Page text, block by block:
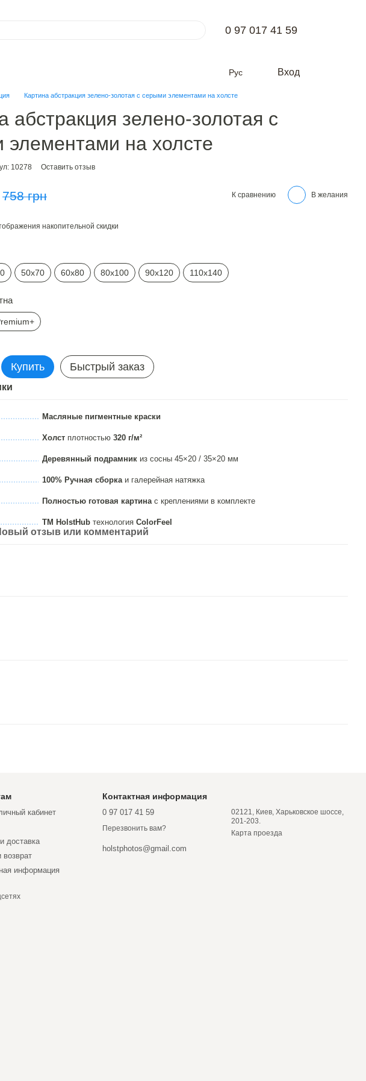
0 97 017 41 59
Рус Вход
Картина абстракция зелено-золотая с серыми элементами на холсте
абстракция зелено-золотая с
элементами на холсте
10278 Оставить отзыв
758 грн К сравнению В желания
накопительной скидки
50х70 60х80 80х100 90х120 110х140
Купить Быстрый заказ
Масляные пигментные краски
Холстплотностью 320 г/м²
Деревянный подрамникиз сосны 45×20 / 35×20 мм
100% Ручная сборкаи галерейная натяжка
Полностью готовая картинас креплениями в комплекте
ТМ HolstHubтехнология ColorFeel
отзыв или комментарий
кабинет
доставка
информация
Контактная информация
0 97 017 41 59
Перезвонить вам?
holstphotos@gmail.com
02121, Киев, Харьковское шоссе,
201-203.
Карта проезда